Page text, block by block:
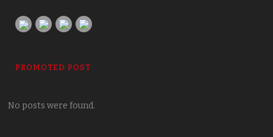
PROMOTED POST
No posts were found.